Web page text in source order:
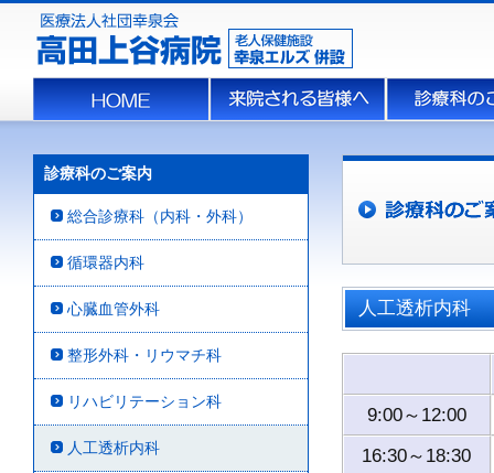
人工透析内科
9:00～12:00
16:30～18:30
診療科のご案内
総合診療科（内科・外科）
循環器内科
心臓血管外科
整形外科・リウマチ科
リハビリテーション科
人工透析内科